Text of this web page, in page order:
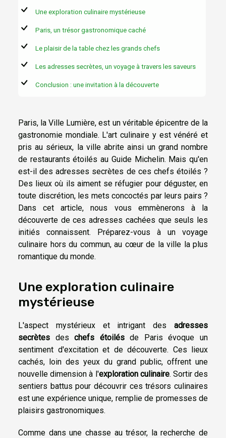
Une exploration culinaire mystérieuse
Paris, un trésor gastronomique caché
Le plaisir de la table chez les grands chefs
Les adresses secrètes, un voyage à travers les saveurs
Conclusion : une invitation à la découverte
Paris, la Ville Lumière, est un véritable épicentre de la
gastronomie mondiale. L'art culinaire y est vénéré et
pris au sérieux, la ville abrite ainsi un grand nombre
de restaurants étoilés au Guide Michelin. Mais qu'en
est-il des adresses secrètes de ces chefs étoilés ?
Des lieux où ils aiment se réfugier pour déguster, en
toute discrétion, les mets concoctés par leurs pairs ?
Dans cet article, nous vous emmènerons à la
découverte de ces adresses cachées que seuls les
initiés connaissent. Préparez-vous à un voyage
culinaire hors du commun, au cœur de la ville la plus
romantique du monde.
Une exploration culinaire
mystérieuse
L'aspect mystérieux et intrigant des adresses
secrètes deschefs étoilésde Paris évoque un
sentiment d'excitation et de découverte. Ces lieux
cachés, loin des yeux du grand public, offrent une
nouvelle dimension à l'exploration culinaire. Sortir des
sentiers battus pour découvrir ces trésors culinaires
est une expérience unique, remplie de promesses de
plaisirs gastronomiques.
Comme dans une chasse au trésor, la recherche de